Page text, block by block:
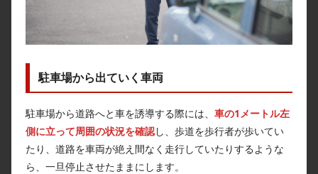
駐車場から出ていく車両
駐車場から道路へと車を誘導する際には、 車の1メートル左
側に立って周囲の状況を確認し、歩道を歩行者が歩いてい
たり、道路を車両が絶え間なく走行していたりするような
ら、一旦停止させたままにします。